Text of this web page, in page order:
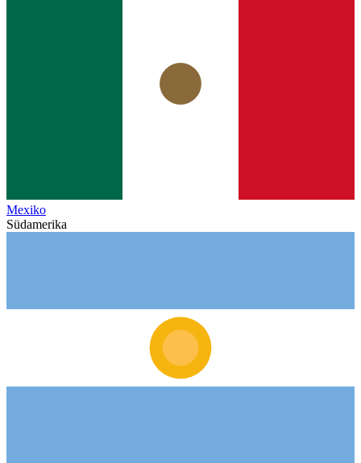
Mexiko
Südamerika